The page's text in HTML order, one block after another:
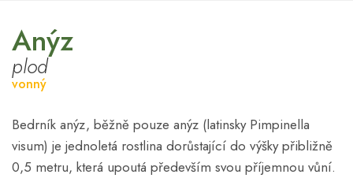
Anýz
plod
vonný
Bedrník anýz, běžně pouze anýz (latinsky Pimpinella
visum) je jednoletá rostlina dorůstající do výšky přibližně
0,5 metru, která upoutá především svou příjemnou vůní.